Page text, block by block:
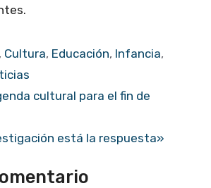
, Cultura, Educación, Infancia,
cultural para el fin de
está la respuesta»